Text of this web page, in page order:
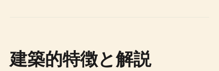
建築的特徴と解説